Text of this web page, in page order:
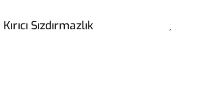
Sızdırmazlık